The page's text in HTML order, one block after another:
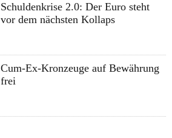
Schuldenkrise 2.0: Der Euro steht
vor dem nächsten Kollaps
Cum-Ex-Kronzeuge auf Bewährung
frei